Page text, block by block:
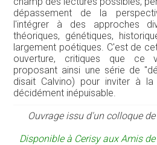
dépassement de la
l'intégrer à des approches
théoriques, génétiques,
largement poétiques. C'est de
ouverture, critiques que ce
proposant ainsi une série de
disait Calvino) pour inviter à
décidément inépuisable.
Ouvrage issu d'un colloque
Disponible à Cerisy aux Amis